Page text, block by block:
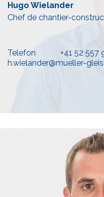
Hugo Wielander
Chef de chantier-
Telefon
+41 52 557
h.wielander@mueller-